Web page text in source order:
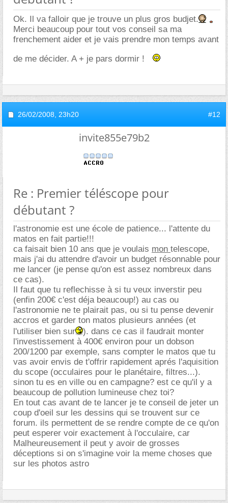
Ok. Il va falloir que je trouve un plus gros budjet.
Merci beaucoup pour tout vos conseil sa ma
frenchement aider et je vais prendre mon temps avant
de me décider. A + je pars dormir !
26/02/2008, 23h20 #12
invite855e79b2
Re : Premier téléscope pour
débutant ?
l'astronomie est une école de patience... l'attente du
matos en fait partie!!!
ca faisait bien 10 ans que je voulais mon telescope,
mais j'ai du attendre d'avoir un budget résonnable pour
me lancer (je pense qu'on est assez nombreux dans
ce cas).
Il faut que tu reflechisse à si tu veux inverstir peu
(enfin 200€ c'est déja beaucoup!) au cas ou
l'astronomie ne te plairait pas, ou si tu pense devenir
accros et garder ton matos plusieurs années (et
l'utiliser bien sur
). dans ce cas il faudrait monter
l'investissement à 400€ environ pour un dobson
200/1200 par exemple, sans compter le matos que tu
vas avoir envis de t'offrir rapidement aprés l'aquisition
du scope (occulaires pour le planétaire, filtres...).
sinon tu es en ville ou en campagne? est ce qu'il y a
beaucoup de pollution lumineuse chez toi?
En tout cas avant de te lancer je te conseil de jeter un
coup d'oeil sur les dessins qui se trouvent sur ce
forum. ils permettent de se rendre compte de ce qu'on
peut esperer voir exactement à l'occulaire, car
Malheureusement il peut y avoir de grosses
déceptions si on s'imagine voir la meme choses que
sur les photos astro